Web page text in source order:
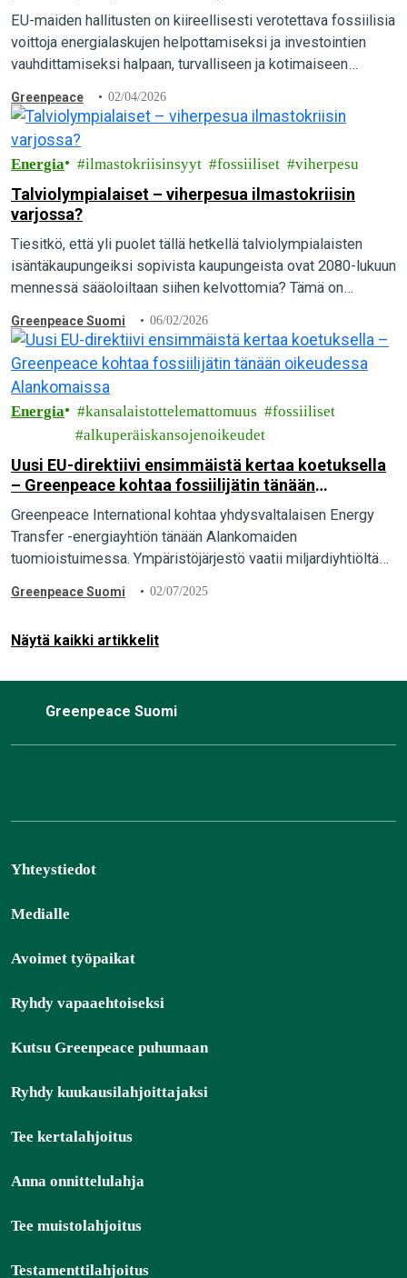
Iranin sodan seurauksena
EU-maiden hallitusten on kiireellisesti verotettava fossiilisia
voittoja energialaskujen helpottamiseksi ja investointien
vauhdittamiseksi halpaan, turvalliseen ja kotimaiseen
Greenpeace 02/04/2026
Energia ilmastokriisinsyyt fossiiliset viherpesu
Talviolympialaiset – viherpesua ilmastokriisin
varjossa?
Tiesitkö, että yli puolet tällä hetkellä talviolympialaisten
isäntäkaupungeiksi sopivista kaupungeista ovat 2080-lukuun
mennessä sääoloiltaan siihen kelvottomia? Tämä on
2024 valmistuneen tieteellisen arvion lopputulos. Tulos
vahvistaa…
Greenpeace Suomi 06/02/2026
Energia kansalaistottelemattomuus
fossiiliset
alkuperäiskansojenoikeudet
Uusi EU-direktiivi ensimmäistä kertaa koetuksella
– Greenpeace kohtaa fossiilijätin tänään
oikeudessa Alankomaissa
Greenpeace International kohtaa yhdysvaltalaisen Energy
Transfer -energiayhtiön tänään Alankomaiden
tuomioistuimessa. Ympäristöjärjestö vaatii miljardiyhtiöltä
vedoten ensimmäisenä EU:n uuteen anti-SLAPP-direktiiviin,
sananvapautta suuryritysten…
Greenpeace Suomi 02/07/2025
Näytä kaikki artikkelit
Greenpeace Suomi
Yhteystiedot
Medialle
Avoimet työpaikat
Ryhdy vapaaehtoiseksi
Kutsu Greenpeace puhumaan
Ryhdy kuukausilahjoittajaksi
Tee kertalahjoitus
Anna onnittelulahja
Tee muistolahjoitus
Testamenttilahjoitus